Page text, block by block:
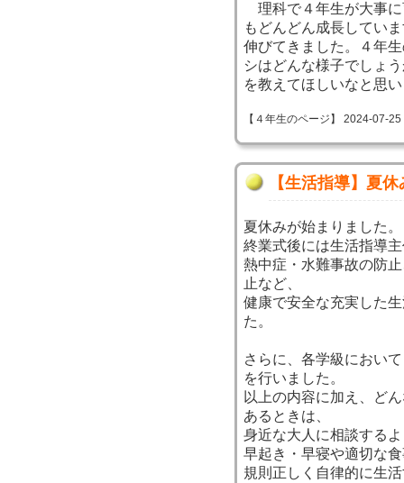
理科で４年生が大事に
もどんどん成長してい
伸びてきました。４年
シはどんな様子でしょ
を教えてほしいなと思
【４年生のページ】 2024-07-
【生活指導】夏
夏休みが始まりました。
終業式後には生活指導
熱中症・水難事故の防
止など、
健康で安全な充実した
た。
さらに、各学級におい
を行いました。
以上の内容に加え、ど
あるときは、
身近な大人に相談する
早起き・早寝や適切な
規則正しく自律的に生